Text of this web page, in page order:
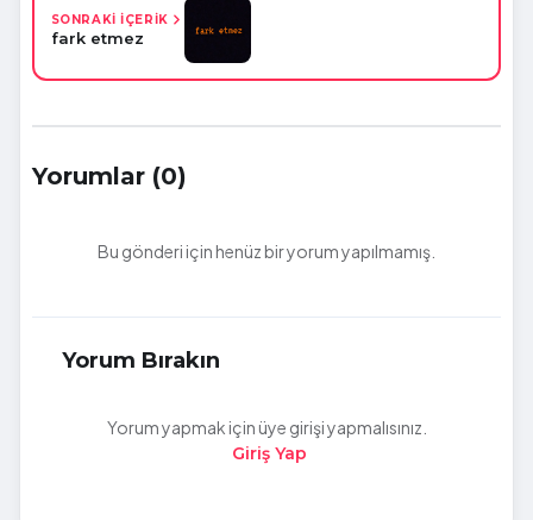
SONRAKİ İÇERİK
fark etmez
Yorumlar (0)
Bu gönderi için henüz bir yorum yapılmamış.
Yorum Bırakın
Yorum yapmak için üye girişi yapmalısınız.
Giriş Yap